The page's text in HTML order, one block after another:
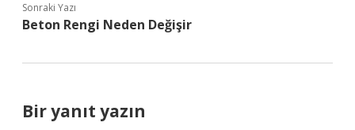
Sonraki Yazı
Beton Rengi Neden Değişir
Bir yanıt yazın